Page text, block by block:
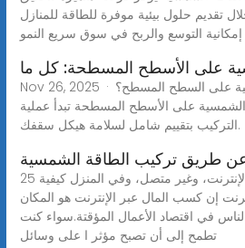
تقديم حلول بيئية موفرة للطاقة للمنازل
على الأسطح المسطحة: كل ما
Nov 26, 2025 · كيفية تركيب الألواح الشمسية على السطح المسطح؟
الشمسية على الأسطح المسطحة تبدأ عملية
التركيب بتقييم شامل لسلامة هيكل سقفك.
طريق تركيب الطاقة الشمسية
25 طريقة لكسب المال عبر الإنترنت، وغير متصل، وفي المنزل كيفية
إن كسب المال عبر الإنترنت هو المكان
في اقتصاد الأعمال المؤقتة.سواء كنت
تطمح إلى أن تصبح مؤثر ا على وسائل